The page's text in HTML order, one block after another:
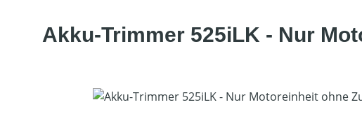
Akku-Trimmer 525iLK - Nur
Bildergalerie überspringen